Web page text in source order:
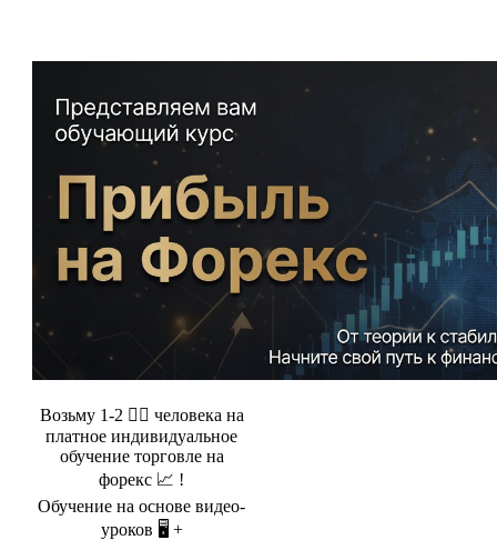
Возьму 1-2 🤵‍♂️ человека на
платное индивидуальное
обучение торговле на
форекс 📈 !
Обучение на основе видео-
уроков 🖥️ +